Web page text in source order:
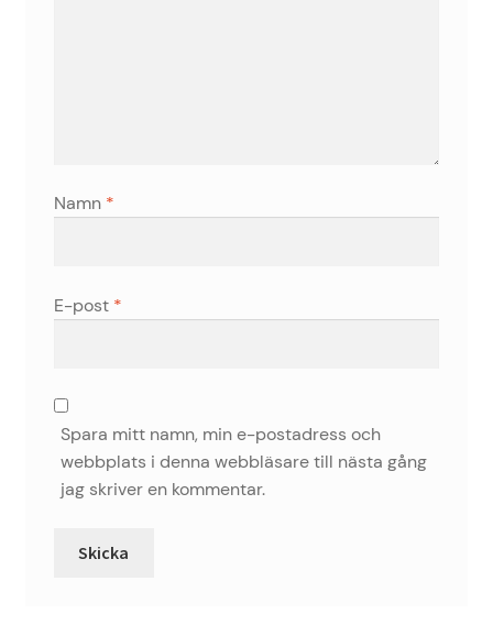
Namn *
E-post *
Spara mitt namn, min e-postadress och
webbplats i denna webbläsare till nästa gång
jag skriver en kommentar.